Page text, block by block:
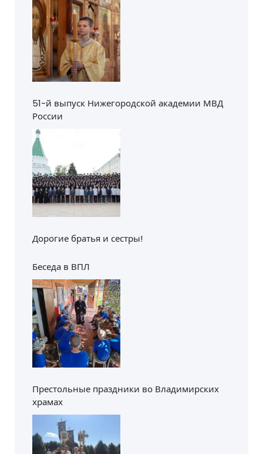
51-й выпуск Нижегородской академии МВД
России
Дорогие братья и сестры!
Беседа в ВПЛ
Престольные праздники во Владимирских
храмах